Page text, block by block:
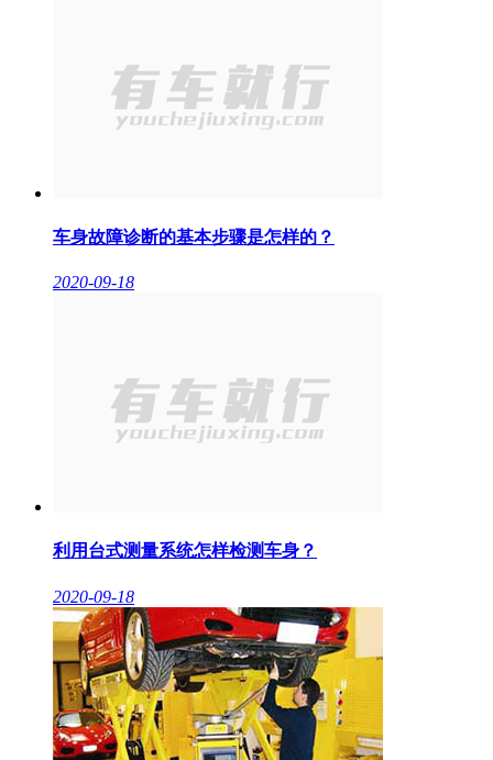
车身故障诊断的基本步骤是怎样的？
2020-09-18
利用台式测量系统怎样检测车身？
2020-09-18